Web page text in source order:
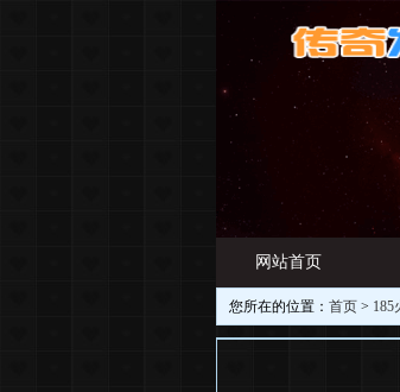
网站首页
游戏资讯
您所在的位置： 首页 > 185